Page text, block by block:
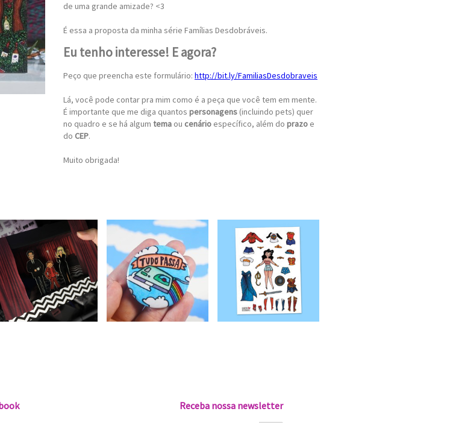
de uma grande amizade? <3
É essa a proposta da minha série Famílias Desdobráveis.
Eu tenho interesse! E agora?
Peço que preencha este formulário: http://bit.ly/FamiliasDesdobraveis
Lá, você pode contar pra mim como é a peça que você tem em mente.
É importante que me diga quantos personagens (incluindo pets) quer
no quadro e se há algum tema ou cenário específico, além do prazo e
do CEP.
Muito obrigada!
Receba nossa newsletter